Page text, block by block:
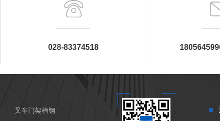
028-83374518
叉车门架槽钢